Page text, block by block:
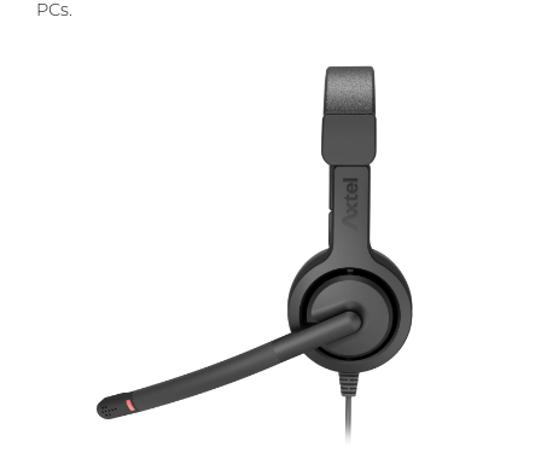
PCs.